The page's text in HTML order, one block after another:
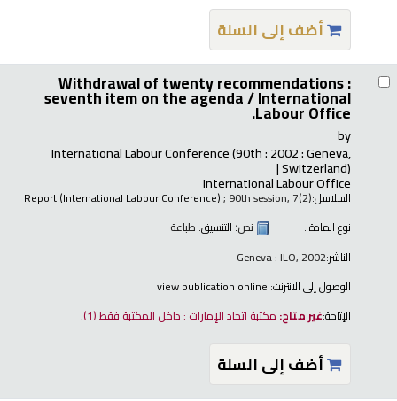
أضف إلى السلة
Withdrawal of twenty recommendations :
seventh item on the agenda /International
Labour Office.
by
International Labour Conference(90th : 2002 : Geneva,
Switzerland)
International Labour Office
السلاسل: Report (International Labour Conference); 90th session, 7(2)
نوع المادة :
نص؛ التنسيق: طباعة
الناشر:Geneva : ILO, 2002
الوصول إلى الانترنت: view publication online
الإتاحة:غير متاح: مكتبة اتحاد الإمارات : داخل المكتبة فقط(1).
أضف إلى السلة